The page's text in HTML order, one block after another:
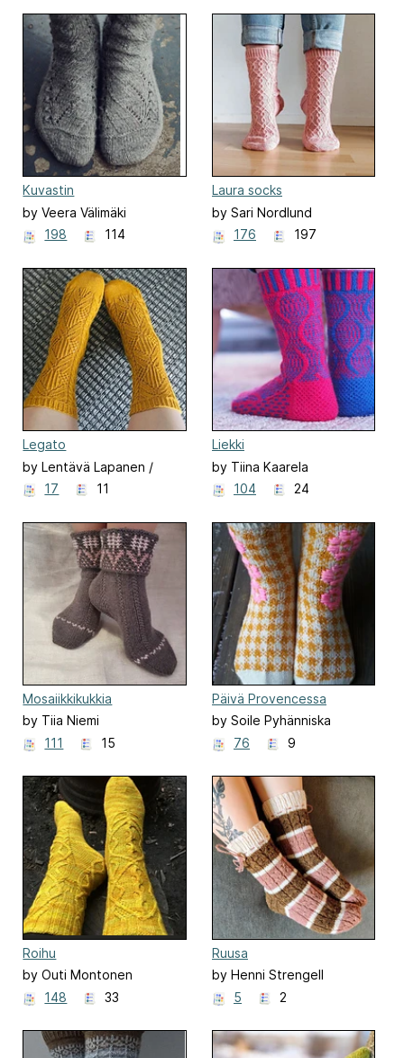
Kuvastin
by Veera Välimäki
198
114
Laura socks
by Sari Nordlund
176
197
Legato
by Lentävä Lapanen /
Flying Mitten
17 11
Liekki
by Tiina Kaarela
104
24
Mosaiikkikukkia
by Tiia Niemi
111
15
Päivä Provencessa
by Soile Pyhänniska
76
9
Roihu
by Outi Montonen
148
33
Ruusa
by Henni Strengell
5
2